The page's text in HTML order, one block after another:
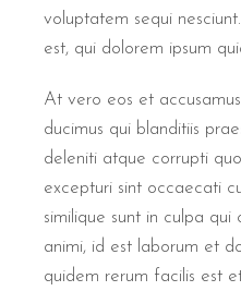
voluptatem sequi
est, qui dolorem ipsum
At vero eos et
ducimus qui blanditiis
deleniti atque corrupti
excepturi sint occaecati
similique sunt in culpa
animi, id est laborum et
quidem rerum facilis est